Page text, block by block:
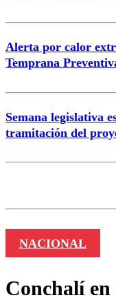
Alerta por calor
Temprana
Semana legislativa
tramitación del
NACIONAL
Conchalí